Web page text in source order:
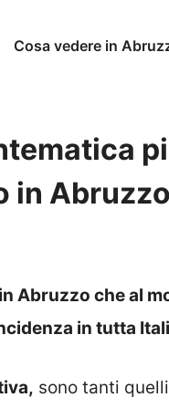
Cosa vedere in
in Abruzzo
Abruzzo che al
in tutta
sono tanti